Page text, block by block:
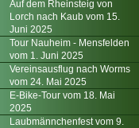
Auf dem Rheinsteig von
Lorch nach Kaub vom 15.
Juni 2025
Tour Nauheim - Mensfelden
vom 1. Juni 2025
Vereinsausflug nach Worms
vom 24. Mai 2025
E-Bike-Tour vom 18. Mai
2025
Laubmännchenfest vom 9.